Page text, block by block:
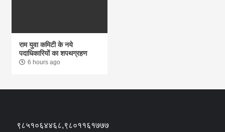
राम युवा कमिटी के नये
पदाधिकारियों का शपथग्रहण
6 hours ago
९८५१०६४४६८,९८०११६१७७७